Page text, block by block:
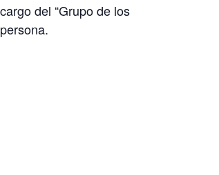
del “Grupo de los